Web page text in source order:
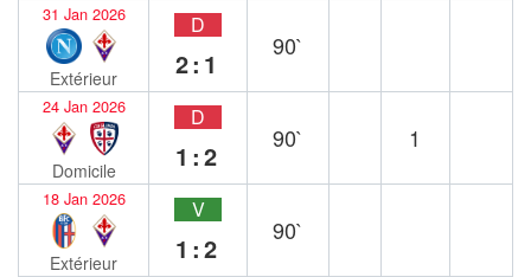
31 Jan 2026
Extérieur
D
2:1
90`
24 Jan 2026
Domicile
D
1:2
90` 1
18 Jan 2026
Extérieur
V
1:2
90`